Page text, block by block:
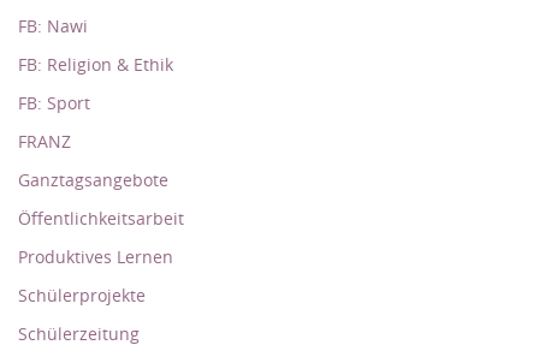
FB: Nawi
FB: Religion & Ethik
FB: Sport
FRANZ
Ganztagsangebote
Öffentlichkeitsarbeit
Produktives Lernen
Schülerprojekte
Schülerzeitung